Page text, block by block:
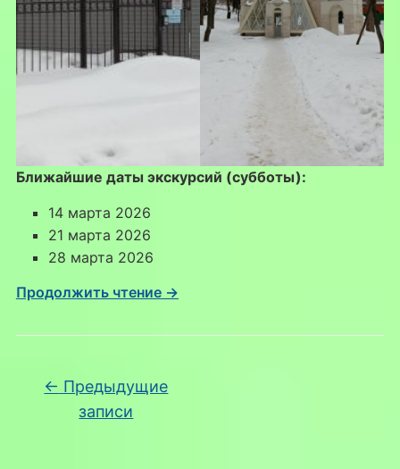
Ближайшие даты экскурсий (субботы):
14 марта 2026
21 марта 2026
28 марта 2026
Продолжить чтение →
Навигация по записям
← Предыдущие
записи